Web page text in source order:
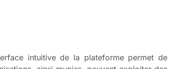
intuitive de la plateforme permet de